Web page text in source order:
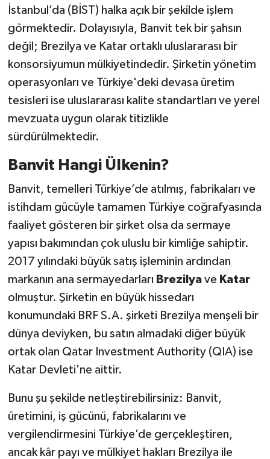
İstanbul’da (BİST) halka açık bir şekilde işlem
görmektedir. Dolayısıyla, Banvit tek bir şahsın
değil; Brezilya ve Katar ortaklı uluslararası bir
konsorsiyumun mülkiyetindedir. Şirketin yönetim
operasyonları ve Türkiye'deki devasa üretim
tesisleri ise uluslararası kalite standartları ve yerel
mevzuata uygun olarak titizlikle
sürdürülmektedir.
Banvit Hangi Ülkenin?
Banvit, temelleri Türkiye’de atılmış, fabrikaları ve
istihdam gücüyle tamamen Türkiye coğrafyasında
faaliyet gösteren bir şirket olsa da sermaye
yapısı bakımından çok uluslu bir kimliğe sahiptir.
2017 yılındaki büyük satış işleminin ardından
markanın ana sermayedarları Brezilyave Katar
olmuştur. Şirketin en büyük hissedarı
konumundaki BRF S.A. şirketi Brezilya menşeli bir
dünya deviyken, bu satın almadaki diğer büyük
ortak olan Qatar Investment Authority (QIA) ise
Katar Devleti'ne aittir.
Bunu şu şekilde netleştirebilirsiniz: Banvit,
üretimini, iş gücünü, fabrikalarını ve
vergilendirmesini Türkiye’de gerçekleştiren,
ancak kâr payı ve mülkiyet hakları Brezilya ile